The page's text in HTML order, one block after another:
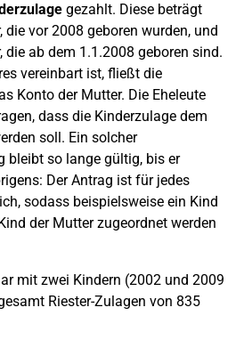
gezahlt. Diese beträgt
die vor 2008 geboren wurden, und
die ab dem 1.1.2008 geboren sind.
vereinbart ist, fließt die
Konto der Mutter. Die Eheleute
dass die Kinderzulage dem
soll. Ein solcher
bleibt so lange gültig, bis er
Der Antrag ist für jedes
sodass beispielsweise ein Kind
der Mutter zugeordnet werden
mit zwei Kindern (2002 und 2009
Riester-Zulagen von 835